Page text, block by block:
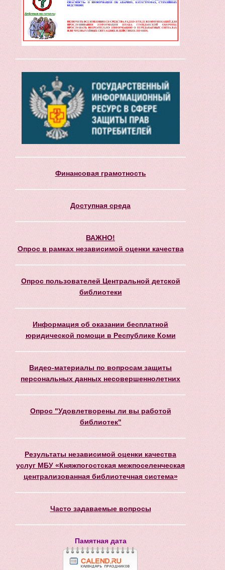
Финансовая грамотность
Доступная среда
ВАЖНО!
Опрос в рамках независимой оценки качества
Опрос пользователей Центральной детской
библиотеки
Информация об оказании бесплатной
юридической помощи в Республике Коми
Видео-материалы по вопросам защиты
персональных данных несовершеннолетних
Опрос "Удовлетворены ли вы работой
библиотек"
Результаты независимой оценки качества
услуг МБУ «Княжпогостская межпоселенческая
централизованная библиотечная система»
Часто задаваемые вопросы
Памятная дата